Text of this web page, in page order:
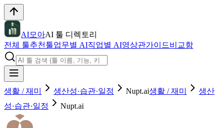
AI모아AI 툴 디렉토리
전체 툴추천툴업무별 AI직업별 AI영상관가이드비교함
생활 / 재미 생산성·습관·일정 Nupt.ai생활 / 재미
생산
성·습관·일정
Nupt.ai